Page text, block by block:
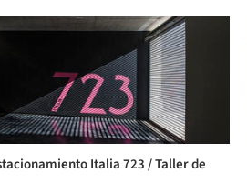
Italia 723 / Taller de